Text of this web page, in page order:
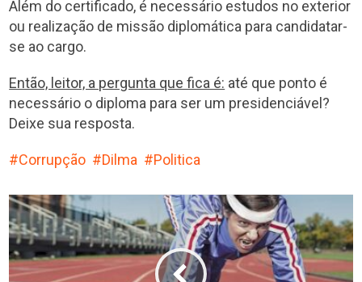
Além do certificado, é necessário estudos no exterior
ou realização de missão diplomática para candidatar-
se ao cargo.
Então, leitor, a pergunta que fica é: até que ponto é
necessário o diploma para ser um presidenciável?
Deixe sua resposta.
Corrupção Dilma Politica